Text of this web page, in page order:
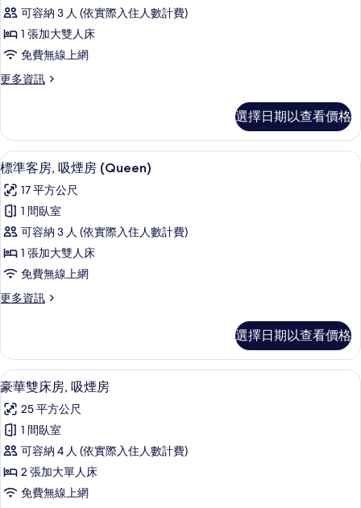
相
片
房
的
詳
情
客
房,
吸
房
(Queen)
的
所
有
相
片
可容納 3 人 (依實際入住人數計費)
1 張加大雙人床
免費無線上網
更多資訊
更
客
房,
非
煙
房
(Queen)
的
詳
情
選擇日期以查看價格
顯
示
標
準
客
房,
煙
(Queen)
的
所
有
相
片
客房內保險箱、書桌、遮光布/窗簾、
4
標準客房, 吸煙房 (Queen)
17 平方公尺
1 間臥室
可容納 3 人 (依實際入住人數計費)
1 張加大雙人床
免費無線上網
更多資訊
更
客
房,
吸
房
(Queen)
的
詳
情
選擇日期以查看價格
顯
示
豪
華
雙
床
客房內保險箱、書桌、遮光布/窗簾、
4
豪華雙床房, 吸煙房
25 平方公尺
1 間臥室
可容納 4 人 (依實際入住人數計費)
2 張加大單人床
免費無線上網